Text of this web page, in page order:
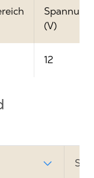
Spannung
(V)
12